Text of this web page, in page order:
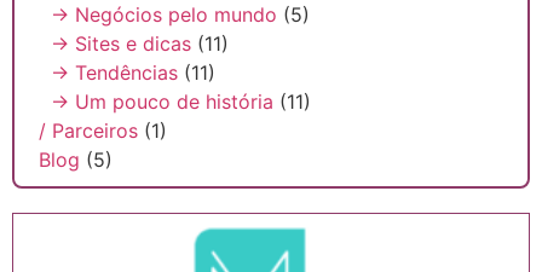
→ Negócios pelo mundo (5)
→ Sites e dicas (11)
→ Tendências (11)
→ Um pouco de história (11)
/ Parceiros (1)
Blog (5)